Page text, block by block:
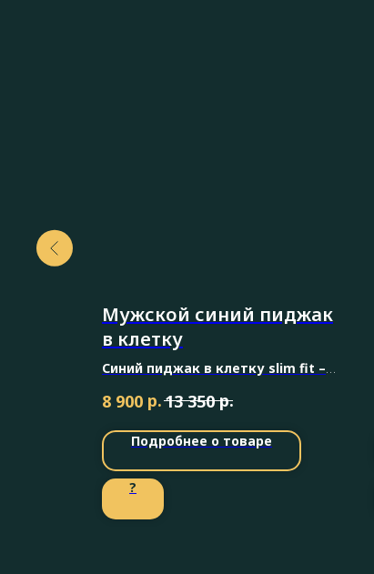
Мужской синий пиджак
в клетку
Синий пиджак в клетку slim fit –
гардеробе, сочетающий
8 900 р.13 350 р.
Подробнее о товаре
?